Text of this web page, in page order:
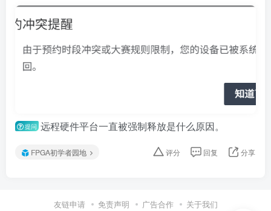
提问 远程硬件平台一直被强制释放是什么原因。
FPGA初学者园地 评分 回复 分享
友链申请 免责声明 广告合作 关于我们